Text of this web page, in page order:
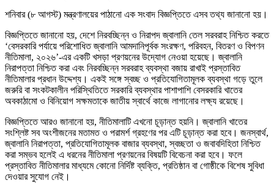
শনিবার (৮ আগস্ট) মন্ত্রণালয়ের পাঠানো এক সংবাদ বিজ্ঞপ্তিতে এসব তথ্য জানানো হয়।
বিজ্ঞপ্তিতে জানানো হয়, দেশে নিরবচ্ছিন্ন ও নিরাপদ জ্বালানি তেল সরবরাহ নিশ্চিত করতে
‘বেসরকারি পর্যায়ে পরিশোধিত জ্বালানি আমদানিপূর্বক সংরক্ষণ, পরিবহন, বিতরণ ও বিপণন
নীতিমালা, ২০২৬’-এর একটি খসড়া প্রণয়নের উদ্যোগ নেওয়া হয়েছে। জ্বালানি
নিরাপত্তা নিশ্চিত করা এবং নিরবচ্ছিন্ন সরবরাহ ব্যবস্থা বজায় রাখাই প্রস্তাবিত
নীতিমালার প্রধান উদ্দেশ্য। একই সঙ্গে স্বচ্ছ ও প্রতিযোগিতামূলক ব্যবস্থা গড়ে তুলে
জরুরি বা সংকটকালীন পরিস্থিতিতে সরকারি ব্যবস্থার পাশাপাশি বেসরকারি খাতের
অবকাঠামো ও বিনিয়োগ সক্ষমতাকে জাতীয় স্বার্থে কাজে লাগানোর লক্ষ্য রয়েছে।
বিজ্ঞপ্তিতে আরও জানানো হয়, নীতিমালাটি এখনো চূড়ান্ত হয়নি। জ্বালানি খাতের
সংশ্লিষ্ট সব অংশীজনের মতামত ও পরামর্শ গ্রহণের পর এটি চূড়ান্ত করা হবে। জনস্বার্থ,
জ্বালানি নিরাপত্তা, প্রতিযোগিতামূলক বাজার ব্যবস্থা, স্বচ্ছতা ও জবাবদিহিতা নিশ্চিত
করা সম্ভব হলেই এ ধরনের নীতিমালা প্রণয়নের বিষয়টি বিবেচনা করা হবে। ফলে
প্রস্তাবিত নীতিমালার মাধ্যমে কোনো নির্দিষ্ট ব্যক্তি, প্রতিষ্ঠান বা গোষ্ঠীকে বিশেষ সুবিধা
দেওয়ার সুযোগ নেই।